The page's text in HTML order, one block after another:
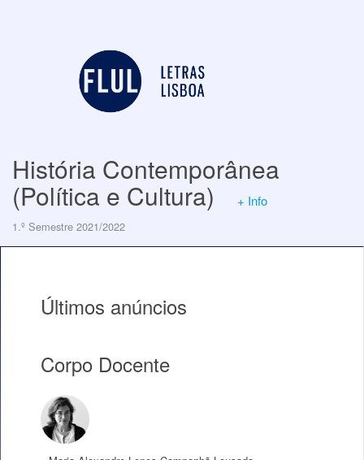
História Contemporânea
(Política e Cultura) + Info
1.º Semestre 2021/2022
Últimos anúncios
Corpo Docente